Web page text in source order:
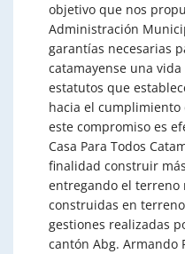
objetivo que nos
Administración
garantías necesarias
catamayense una
estatutos que
hacia el
este compromiso es
Casa Para Todos
finalidad construir
entregando el terreno
construidas en
gestiones realizadas
cantón Abg. Armando